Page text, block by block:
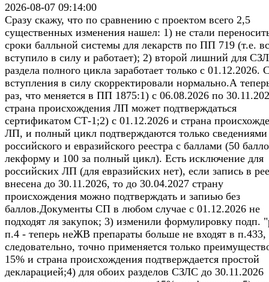
2026-08-07 09:14:00
Сразу скажу, что по сравнению с проектом всего 2,5
существенных изменения нашел: 1) не стали
сроки балльной системы для лекарств по ПП 719 (т.е.
вступило в силу и работает); 2) второй лишний для
раздела полного цикла заработает только с 01.12.2026.
вступления в силу скорректировали нормально.А
раз, что меняется в ПП 1875:1) с 06.08.2026 по
страна происхождения ЛП может подтверждаться
сертификатом СТ-1;2) с 01.12.2026 и страна
ЛП, и полный цикл подтверждаются только сведениями
российского и евразийского реестра с баллами (50
лекформу и 100 за полный цикл). Есть исключение для
российских ЛП (для евразийских нет), если запись в
внесена до 30.11.2026, то до 30.04.2027 страну
происхождения можно подтверждать и запиью без
баллов.Документы СП в любом случае с 01.12.2026 не
подходят ля закупок; 3) изменили формулировку подп.
п.4 - теперь неЖВ препараты больше не входят в п.433,
следовательно, точно применяется только
15% и страна происхождения подтверждается простой
декларацией;4) для обоих разделов СЗЛС до 30.11.2026